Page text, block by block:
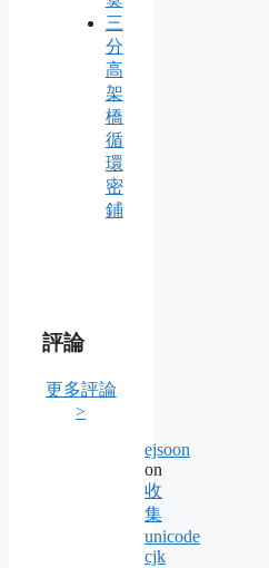
三
分
高
架
橋
循
環
密
鋪
評論
更多評論
>
ejsoon
on
收
集
unicode
cjk